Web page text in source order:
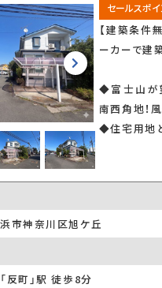
セールスポイ
【建築条件
ーカーで建
◆富士山が
南西角地！
◆住宅用地と
市神奈川区旭ケ丘
反町」駅 徒歩8分